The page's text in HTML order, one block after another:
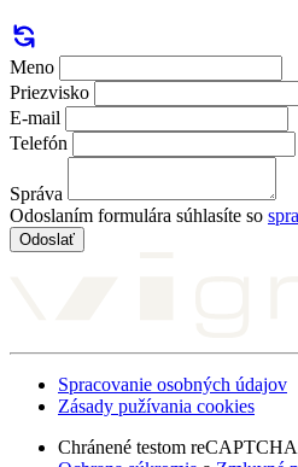
Meno
Priezvisko
E-mail
Telefón
Správa
Odoslaním formulára súhlasíte so
Odoslať
Spracovanie osobných údajov
Zásady pužívania cookies
Chránené testom